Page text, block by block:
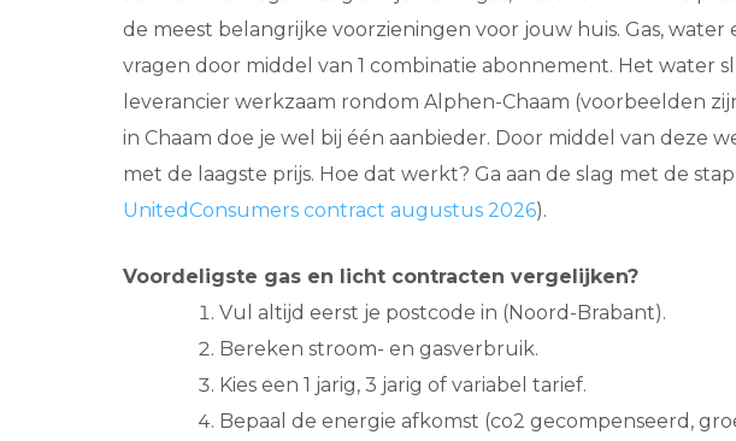
de meest belangrijke voorzieningen voor jouw huis. Gas,
vragen door middel van 1 combinatie abonnement. Het water
leverancier werkzaam rondom Alphen-Chaam (voorbeelden
in Chaam doe je wel bij één aanbieder. Door middel van deze
met de laagste prijs. Hoe dat werkt? Ga aan de slag met de
UnitedConsumers contract augustus 2026).
Voordeligste gas en licht contracten vergelijken?
Vul altijd eerst je postcode in (Noord-Brabant).
Bereken stroom- en gasverbruik.
Kies een 1 jarig, 3 jarig of variabel tarief.
Bepaal de energie afkomst (co2 gecompenseerd,